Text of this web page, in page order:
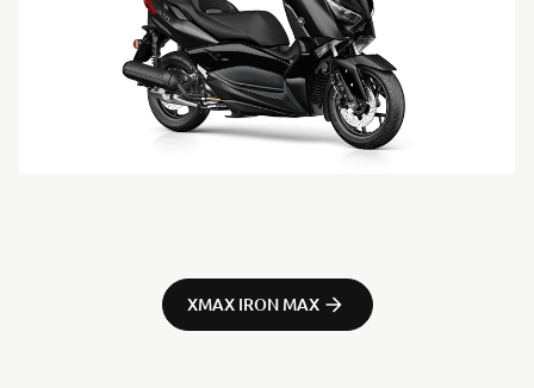
XMAX IRON MAX